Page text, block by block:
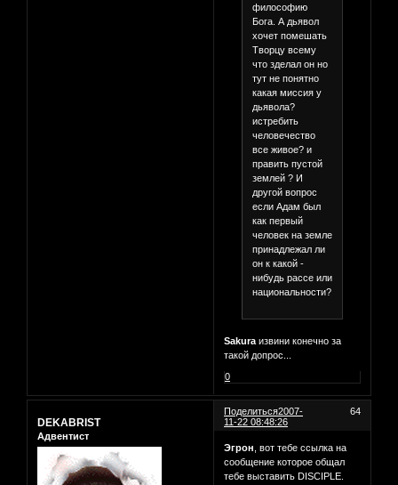
философию
Бога. А дьявол
хочет помешать
Творцу всему
что зделал он но
тут не понятно
какая миссия у
дьявола?
истребить
человечество
все живое? и
править пустой
землей ? И
другой вопрос
если Адам был
как первый
человек на земле
принадлежал ли
он к какой -
нибудь рассе или
национальности?
Sakura извини конечно за
такой допрос...
0
Поделиться 64
2007-
11-22 08:48:26
DEKABRIST
Адвентист
Эгрон , вот тебе ссылка на
сообщение которое общал
тебе выставить DISCIPLE.